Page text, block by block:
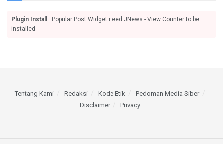
Plugin Install
: Popular Post Widget need JNews - View Counter to be
installed
Tentang Kami Redaksi Kode Etik
Pedoman Media Siber
Disclaimer
Privacy